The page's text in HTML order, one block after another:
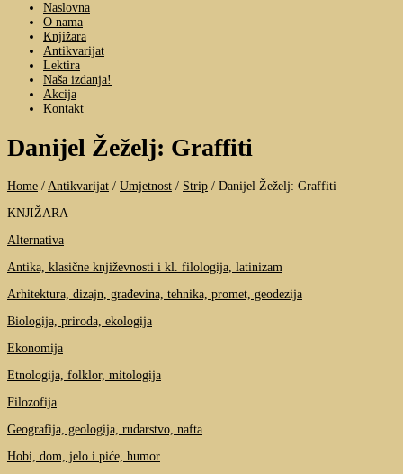
Naslovna
O nama
Knjižara
Antikvarijat
Lektira
Naša izdanja!
Akcija
Kontakt
Danijel Žeželj: Graffiti
Home / Antikvarijat / Umjetnost / Strip / Danijel Žeželj: Graffiti
KNJIŽARA
Alternativa
Antika, klasične književnosti i kl. filologija, latinizam
Arhitektura, dizajn, građevina, tehnika, promet, geodezija
Biologija, priroda, ekologija
Ekonomija
Etnologija, folklor, mitologija
Filozofija
Geografija, geologija, rudarstvo, nafta
Hobi, dom, jelo i piće, humor